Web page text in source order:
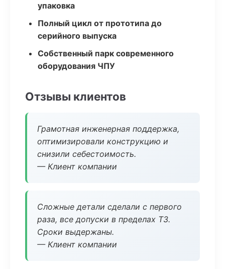
упаковка
Полный цикл от прототипа до
серийного выпуска
Собственный парк современного
оборудования ЧПУ
Отзывы клиентов
Грамотная инженерная поддержка,
оптимизировали конструкцию и
снизили себестоимость.
— Клиент компании
Сложные детали сделали с первого
раза, все допуски в пределах ТЗ.
Сроки выдержаны.
— Клиент компании